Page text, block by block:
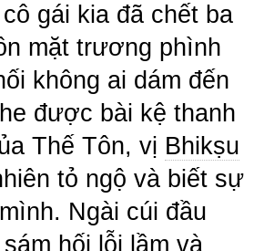
gái kia đã chết ba
mặt trương phình
không ai dám đến
được bài kệ thanh
Thế Tôn, vị Bhikṣu
tỏ ngộ và biết sự
Ngài cúi đầu
hối lỗi lầm và